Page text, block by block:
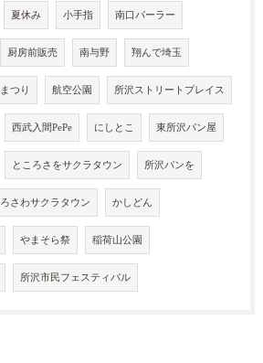
夏休み 小手指 南口パーラー
厨房前販売 南与野 翔んで埼玉
つり 航空公園 所沢ストリートプレイス
西武入間PePe にしとこ 東所沢パン屋
ところさをサクラタウン 所沢パンを
さわサクラタウン かしどん
やまそら祭 稲荷山公園
所沢市民フェスティバル